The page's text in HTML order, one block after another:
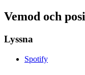
Vemod och
Lyssna
Spotify